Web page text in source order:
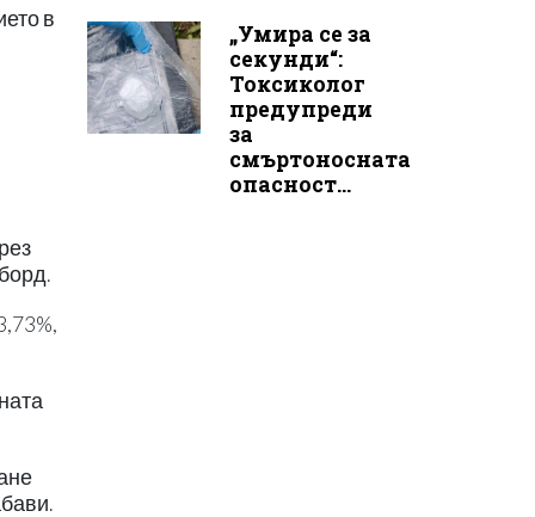
в
„Умира се за
секунди“:
Токсиколог
предупреди
за
смъртоносната
опасност...